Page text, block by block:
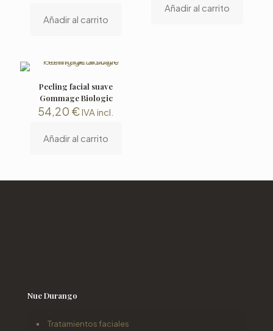
Añadir al carrito
Añadir al carrito
Peeling facial suave
Gommage Biologic
54,20 €IVA incl.
Añadir al carrito
Nue Durango
Tratamientos faciales